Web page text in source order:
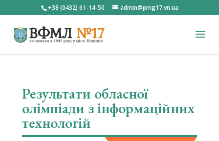
+38 (0432) 61-14-50 admin@pmg17.vn.ua
Результати обласної
олімпіади з інформаційних
технологій